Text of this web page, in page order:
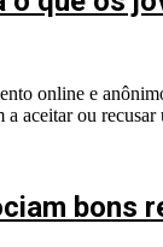
online e
aceitar ou recusar
bons